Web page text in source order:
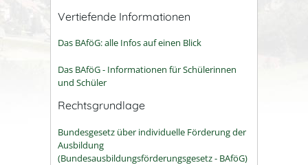
Vertiefende Informationen
Das BAföG: alle Infos auf einen Blick
Das BAföG - Informationen für Schülerinnen
und Schüler
Rechtsgrundlage
Bundesgesetz über individuelle Förderung der
Ausbildung
(Bundesausbildungsförderungsgesetz - BAföG)